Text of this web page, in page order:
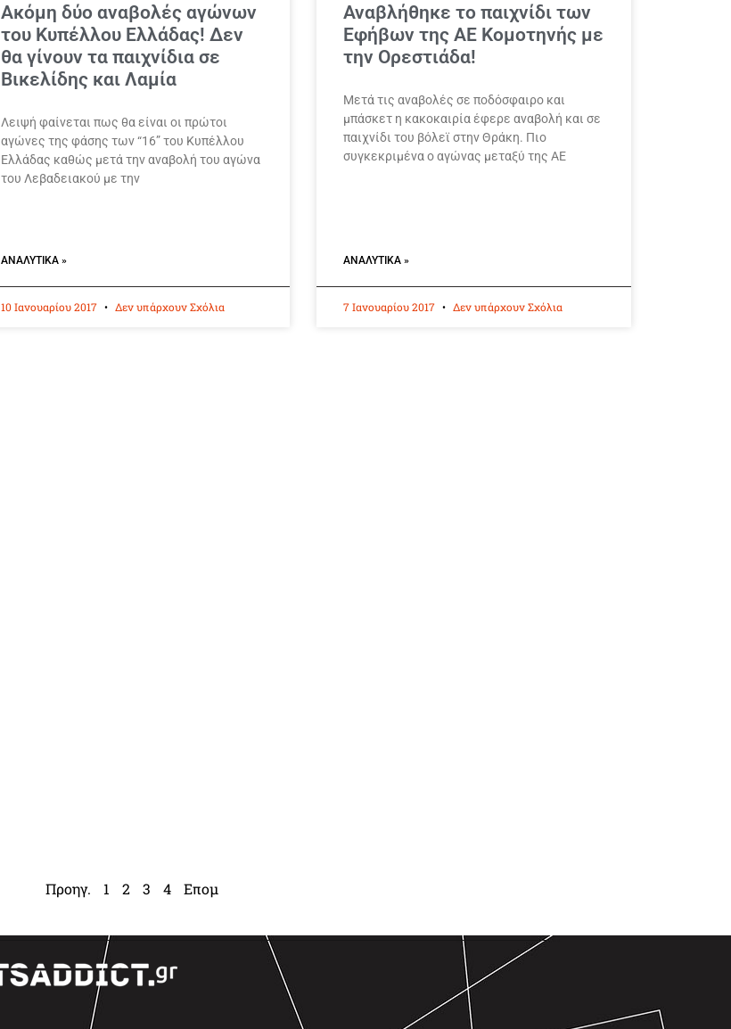
Ακόμη δύο αναβολές αγώνων
του Κυπέλλου Ελλάδας! Δεν
θα γίνουν τα παιχνίδια σε
Βικελίδης και Λαμία
Λειψή φαίνεται πως θα είναι οι πρώτοι
αγώνες της φάσης των “16” του Κυπέλλου
Ελλάδας καθώς μετά την αναβολή του αγώνα
του Λεβαδειακού με την
ΑΝΑΛΥΤΙΚΆ »
10 Ιανουαρίου 2017 Δεν υπάρχουν Σχόλια
Αναβλήθηκε το παιχνίδι των
Εφήβων της ΑΕ Κομοτηνής με
την Ορεστιάδα!
Μετά τις αναβολές σε ποδόσφαιρο και
μπάσκετ η κακοκαιρία έφερε αναβολή και σε
παιχνίδι του βόλεϊ στην Θράκη. Πιο
συγκεκριμένα ο αγώνας μεταξύ της ΑΕ
ΑΝΑΛΥΤΙΚΆ »
7 Ιανουαρίου 2017 Δεν υπάρχουν Σχόλια
Προηγ. 1 2 3 4 Επομ